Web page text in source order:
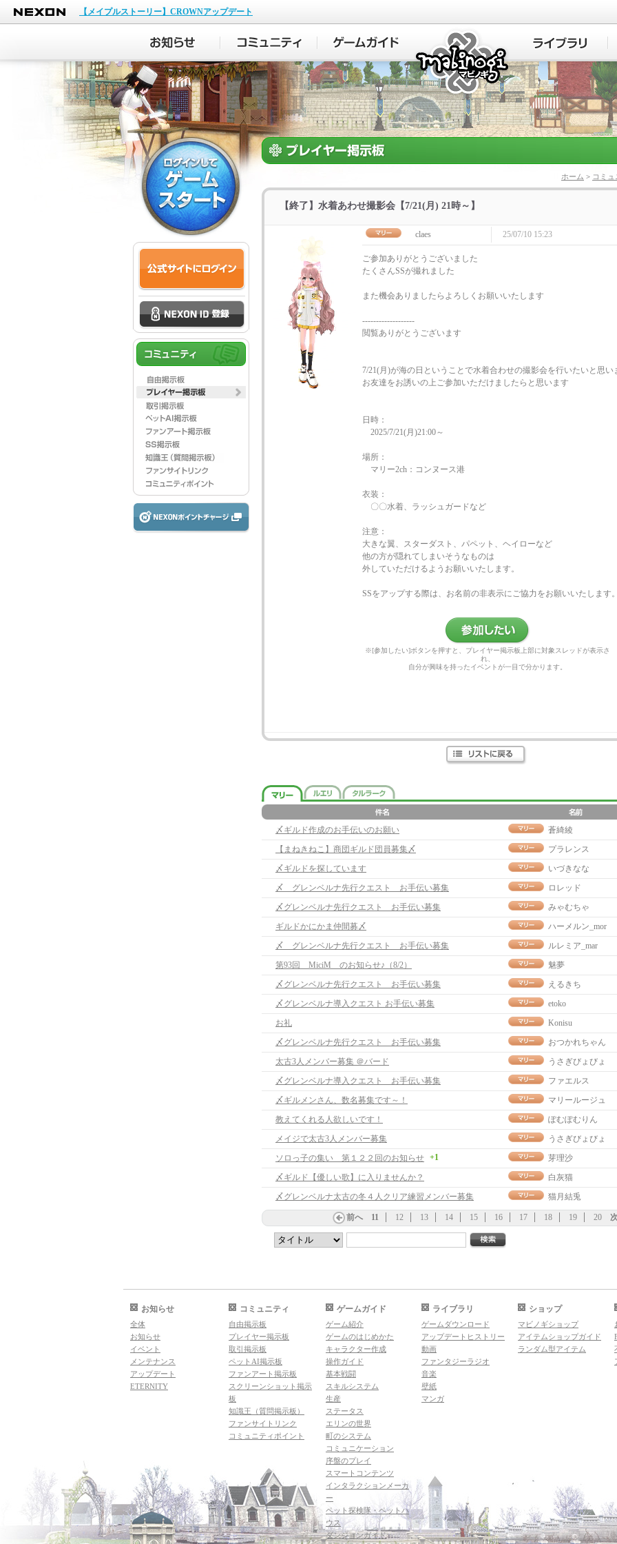
NEXON
【メイプルストーリー】CROWNアップデート
マビノギ
ホーム > コミ
【終了】水着あわせ撮影会【7/21(月) 21時～】
claes 25/07/10 15:23
ご参加ありがとうございました
たくさんSSが撮れました
また機会ありましたらよろしくお願いいたします
-------------------
閲覧ありがとうございます
7/21(月)が海の日ということで水着合わせの撮影会を行いたいと思い
お友達をお誘いの上ご参加いただけましたらと思います
日時：
2025/7/21(月)21:00～
場所：
マリー2ch：コンヌース港
衣装：
〇〇水着、ラッシュガードなど
注意：
大きな翼、スターダスト、パペット、ヘイローなど
他の方が隠れてしまいそうなものは
外していただけるようお願いいたします。
SSをアップする際は、お名前の非表示にご協力をお願いいたします
※[参加したい]ボタンを押すと、プレイヤー掲示板上部に対象スレッドが表示さ
れ、
自分が興味を持ったイベントが一目で分かります。
〆ギルド作成のお手伝いのお願い
蒼綺綾
【まねきねこ】商団ギルド団員募集〆
プラレンス
〆ギルドを探しています
いづきなな
〆 グレンベルナ先行クエスト お手伝い募集
ロレッド
〆グレンベルナ先行クエスト お手伝い募集
みゃむちゃ
ギルドかにかま仲間募〆
ハーメルン_mor
〆 グレンベルナ先行クエスト お手伝い募集
ルレミア_mar
第93回 MiciM のお知らせ♪（8/2）
魅夢
〆グレンベルナ先行クエスト お手伝い募集
えるきち
〆グレンベルナ導入クエスト お手伝い募集
etoko
お礼
Konisu
〆グレンベルナ先行クエスト お手伝い募集
おつかれちゃん
太古3人メンバー募集 ＠バード
うさぎびょびょ
〆グレンベルナ導入クエスト お手伝い募集
ファエルス
〆ギルメンさん、数名募集です～！
マリールージュ
教えてくれる人欲しいです！
ぽむぽむりん
メイジで太古3人メンバー募集
うさぎびょびょ
ソロっ子の集い 第１２２回のお知らせ +1
芽理沙
〆ギルド【優しい歌】に入りませんか？
白灰猫
〆グレンベルナ太古の冬４人クリア練習メンバー募集
猫月結兎
前へ 11 12 13 14 15 16 17 18 19 20
お知らせ
全体
お知らせ
イベント
メンテナンス
アップデート
ETERNITY
コミュニティ
自由掲示板
プレイヤー掲示板
取引掲示板
ペットAI掲示板
ファンアート掲示板
スクリーンショット掲示
板
知識王（質問掲示板）
ファンサイトリンク
コミュニティポイント
ゲームガイド
ゲーム紹介
ゲームのはじめかた
キャラクター作成
操作ガイド
基本戦闘
スキルシステム
生産
ステータス
エリンの世界
町のシステム
コミュニケーション
序盤のプレイ
スマートコンテンツ
インタラクションメーカ
ー
ペット探検隊・ペットハ
ウス
ダンジョンガイド
ライブラリ
ゲームダウンロード
アップデートヒストリー
動画
ファンタジーラジオ
音楽
壁紙
マンガ
ショップ
マビノギショップ
アイテムショップガイド
ランダム型アイテム